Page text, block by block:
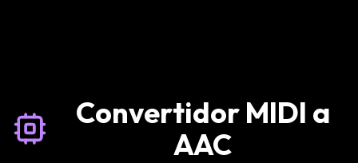
Convertidor MIDI a
AAC